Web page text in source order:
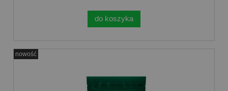
do koszyka
nowość